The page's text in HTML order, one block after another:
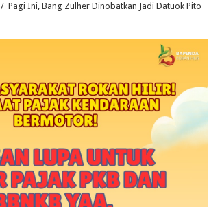
/ Pagi Ini, Bang Zulher Dinobatkan Jadi Datuok Pito